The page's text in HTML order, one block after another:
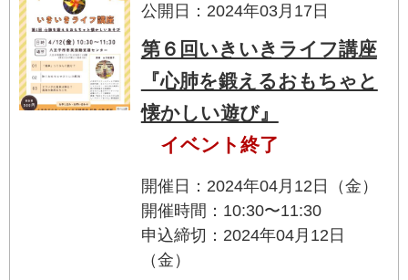
公開日：2024年03月17日
第６回いきいきライフ講座
『心肺を鍛えるおもちゃと
懐かしい遊び』
イベント終了
開催日：2024年04月12日（金）
開催時間：10:30〜11:30
申込締切：2024年04月12日
（金）